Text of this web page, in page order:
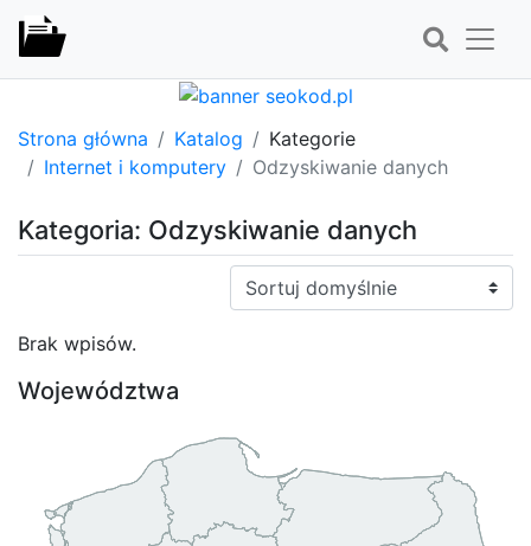
Strona główna Katalog
Kategorie
Internet i komputery
Odzyskiwanie danych
Kategoria: Odzyskiwanie danych
Sortuj:
Brak wpisów.
Województwa